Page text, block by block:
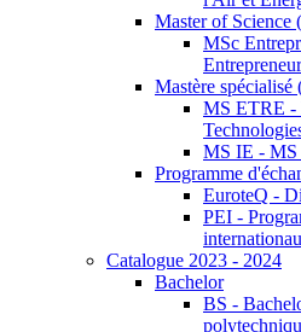
Master of Science
MSc
Mastère spécialisé
MS ETRE -
MS IE - MS
Programme
EuroteQ -
PEI -
Catalogue 2023 - 2024
Bachelor
BS -